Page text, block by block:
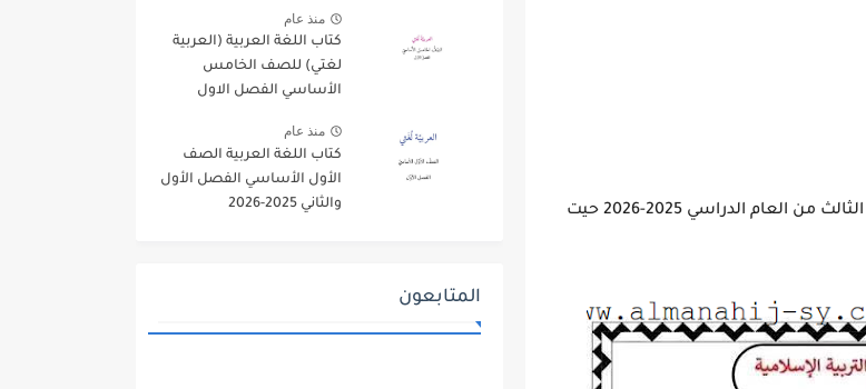
مراجعة شاملة لدروس الفصل الاول في التربية الاسلامية للصف الثالث من العام الدراسي 2025-2026 حيت
منذ عام
كتاب اللغة العربية (العربية
لغتي) للصف الخامس
الأساسي الفصل الاول
منذ عام
كتاب اللغة العربية الصف
الأول الأساسي الفصل الأول
والثاني 2025-2026
المتابعون